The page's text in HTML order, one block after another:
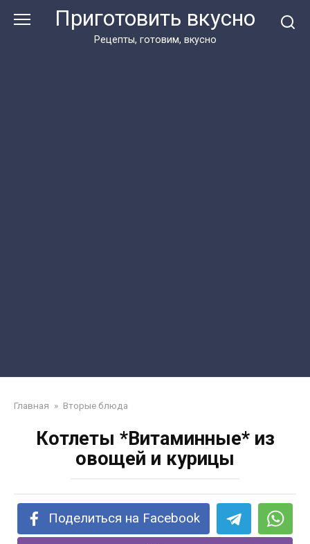
Приготовить вкусно
Рецепты, готовим, вкусно
Главная » Вторые блюда
Котлеты *Витаминные* из
овощей и курицы
Поделиться на Facebook